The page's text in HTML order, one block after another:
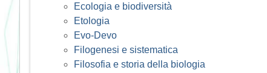
Ecologia e biodiversità
Etologia
Evo-Devo
Filogenesi e sistematica
Filosofia e storia della biologia